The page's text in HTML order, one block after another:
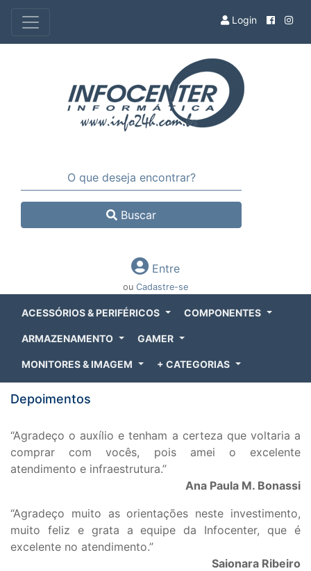
Login
Buscar
Entre
ou Cadastre-se
ACESSÓRIOS & PERIFÉRICOS COMPONENTES
ARMAZENAMENTO GAMER
MONITORES & IMAGEM + CATEGORIAS
Depoimentos
“Agradeço o auxílio e tenham a certeza que voltaria a
comprar com vocês, pois amei o excelente
atendimento e infraestrutura.”
Ana Paula M. Bonassi
“Agradeço muito as orientações neste investimento,
muito feliz e grata a equipe da Infocenter, que é
excelente no atendimento.”
Saionara Ribeiro